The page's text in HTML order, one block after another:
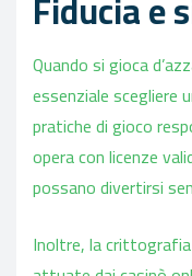
Quando si gioca
essenziale scegliere
pratiche di gioco
opera con licenze
possano divertirsi
Inoltre, la